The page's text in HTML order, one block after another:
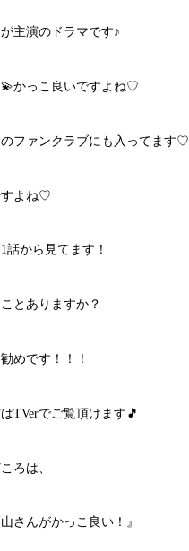
主演のドラマです♪
かっこ良いですよね♡
ファンクラブにも入ってます♡
すよね♡
話から見てます！
とありますか？
めです！！！
TVerでご覧頂けます🎵
ろは、
さんがかっこ良い！』